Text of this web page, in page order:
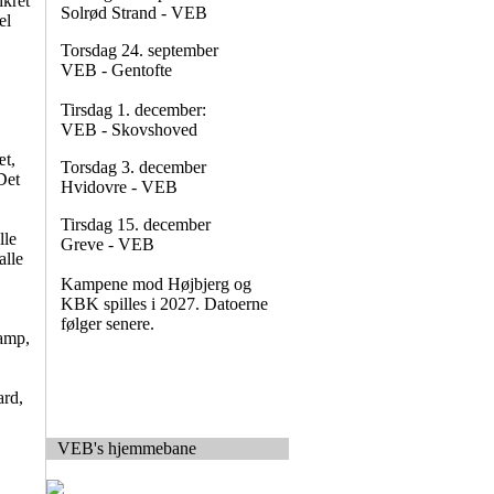
Solrød Strand - VEB
Torsdag 24. september
VEB - Gentofte
Tirsdag 1. december:
VEB - Skovshoved
Torsdag 3. december
Hvidovre - VEB
Tirsdag 15. december
Greve - VEB
Kampene mod Højbjerg og
KBK spilles i 2027. Datoerne
følger senere.
VEB's hjemmebane